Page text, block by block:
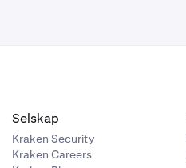
prøv å
Selskap
Kraken Security
Kraken Careers